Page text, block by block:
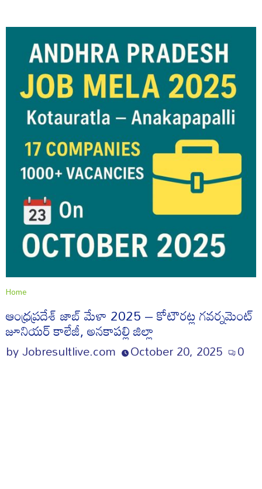
Home
ఆంధ్రప్రదేశ్ జాబ్ మేళా 2025 – కోటౌరట్ల గవర్నమెంట్
జూనియర్ కాలేజీ, అనకాపల్లి జిల్లా
byJobresultlive.com October 20, 2025 0